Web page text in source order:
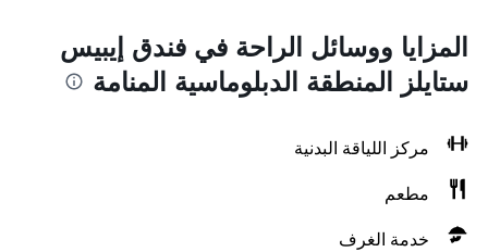
المزايا ووسائل الراحة في فندق إيبيس
ستايلز المنطقة الدبلوماسية المنامة
مركز اللياقة البدنية
مطعم
خدمة الغرف